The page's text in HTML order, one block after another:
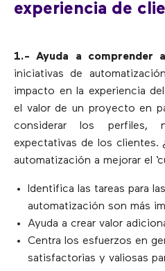
experiencia de
1.- Ayuda a comprender
iniciativas de
impacto en la experiencia
el valor de un proyecto en
considerar los perfiles,
expectativas de los clientes.
automatización a mejorar el
Identifica las tareas para
automatización son más
Ayuda a crear valor
Centra los esfuerzos en
satisfactorias y valiosas